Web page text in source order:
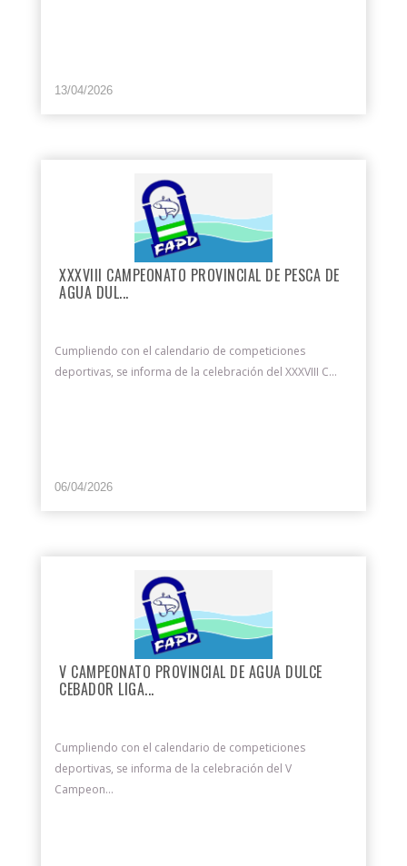
13/04/2026
XXXVIII CAMPEONATO PROVINCIAL DE PESCA DE
AGUA DUL...
Cumpliendo con el calendario de competiciones
deportivas, se informa de la celebración del XXXVIII C...
06/04/2026
V CAMPEONATO PROVINCIAL DE AGUA DULCE
CEBADOR LIGA...
Cumpliendo con el calendario de competiciones
deportivas, se informa de la celebración del V
Campeon...